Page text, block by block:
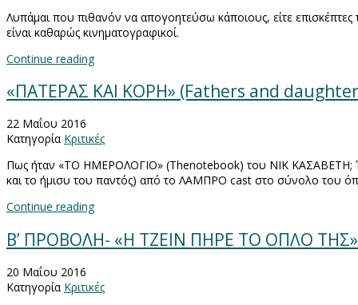
Λυπάμαι που πιθανόν να απογοητεύσω κάποιους, είτε
είναι καθαρώς κινηματογραφικοί.
Continue reading
«ΠΑΤΕΡΑΣ ΚΑΙ ΚΟΡΗ» (Fathers and
22 Μαΐου 2016
Κατηγορία Κριτικές
Πως ήταν «ΤΟ ΗΜΕΡΟΛΟΓΙΟ» (Thenotebook) του ΝΙΚ ΚΑΣΑΒΕΤΗ;
και το ήμισυ του παντός) από το ΛΑΜΠΡΟ cast στο σύνολο του
Continue reading
B’ ΠΡΟΒΟΛΗ- «Η ΤΖΕΙΝ ΠΗΡΕ ΤΟ ΟΠΛΟ ΤΗΣ»
20 Μαΐου 2016
Κατηγορία Κριτικές